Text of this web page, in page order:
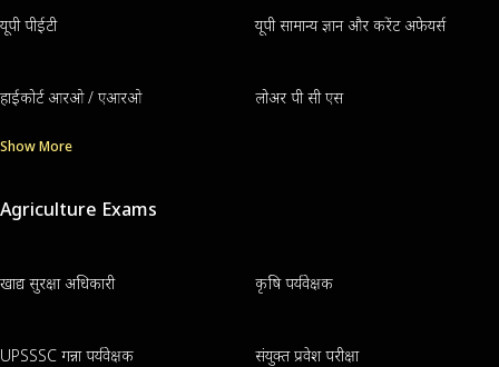
यूपी पीईटी यूपी सामान्य ज्ञान और करेंट अफेयर्स
हाईकोर्ट आरओ / एआरओ लोअर पी सी एस
Show More
Agriculture Exams
खाद्य सुरक्षा अधिकारी कृषि पर्यवेक्षक
UPSSSC गन्ना पर्यवेक्षक संयुक्त प्रवेश परीक्षा